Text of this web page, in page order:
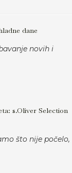
dane
novih i
s.Oliver Selection
što nije počelo,